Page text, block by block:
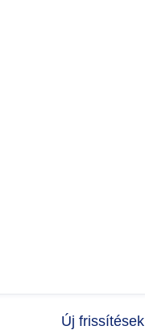
Új frissítések